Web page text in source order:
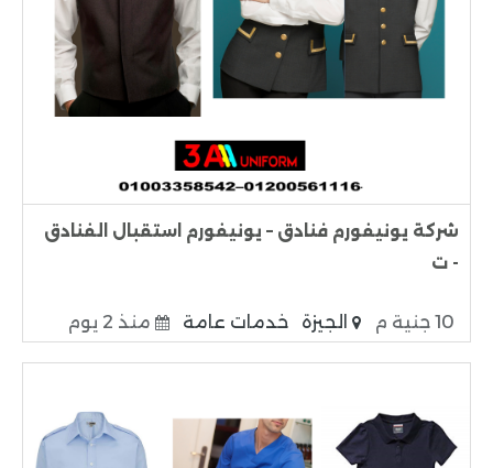
شركة يونيفورم فنادق – يونيفورم استقبال الفنادق
- ت
10 جنية م الجيزة خدمات عامة منذ 2 يوم